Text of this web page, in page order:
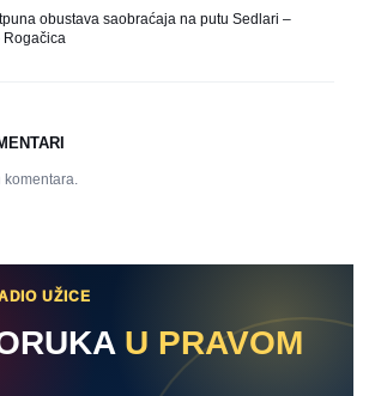
obustava saobraćaja na putu Sedlari –
Rogačica
UŽICE
U PRAVOM